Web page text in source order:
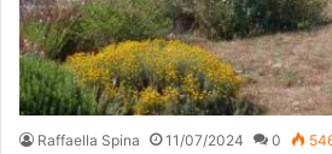
Raffaella Spina 11/07/2024 0